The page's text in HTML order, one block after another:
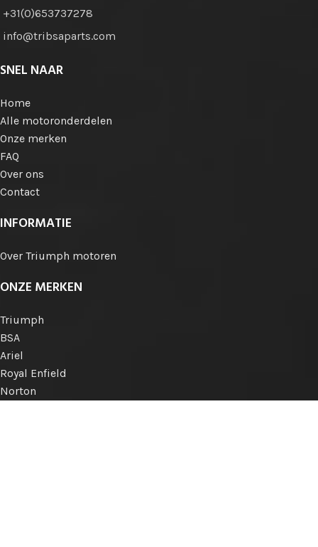
+31(0)653737278
info@tribsaparts.com
SNEL NAAR
Home
Alle motoronderdelen
Onze merken
FAQ
Over ons
Contact
INFORMATIE
Over Triumph motoren
ONZE MERKEN
Triumph
BSA
Ariel
Royal Enfield
Norton